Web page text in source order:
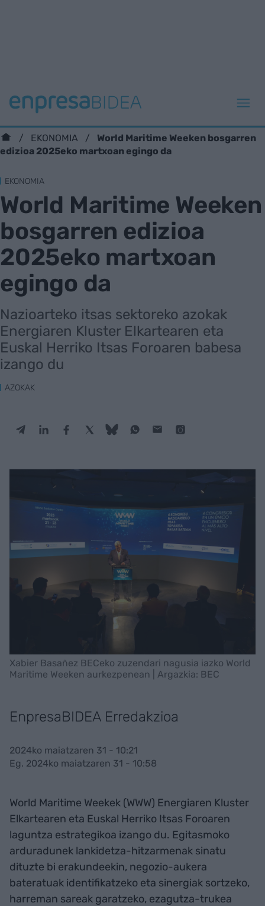
EKONOMIA
World Maritime Weeken bosgarren
edizioa 2025eko martxoan egingo da
EKONOMIA
World Maritime Weeken
bosgarren edizioa
2025eko martxoan
egingo da
Nazioarteko itsas sektoreko azokak
Energiaren Kluster Elkartearen eta
Euskal Herriko Itsas Foroaren babesa
izango du
AZOKAK
Xabier Basañez BECeko zuzendari nagusia iazko World
Maritime Weeken aurkezpenean | Argazkia: BEC
EnpresaBIDEA Erredakzioa
2024ko maiatzaren 31 - 10:21
Eg. 2024ko maiatzaren 31 - 10:58
World Maritime Weekek (WWW) Energiaren Kluster
Elkartearen eta Euskal Herriko Itsas Foroaren
laguntza estrategikoa izango du. Egitasmoko
arduradunek lankidetza-hitzarmenak sinatu
dituzte bi erakundeekin, negozio-aukera
bateratuak identifikatzeko eta sinergiak sortzeko,
harreman sareak garatzeko, ezagutza-trukea